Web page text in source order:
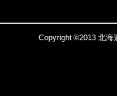
Copyright ©2013 北海